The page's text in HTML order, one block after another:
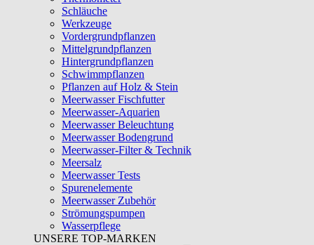
Schläuche
Werkzeuge
Vordergrundpflanzen
Mittelgrundpflanzen
Hintergrundpflanzen
Schwimmpflanzen
Pflanzen auf Holz & Stein
Meerwasser Fischfutter
Meerwasser-Aquarien
Meerwasser Beleuchtung
Meerwasser Bodengrund
Meerwasser-Filter & Technik
Meersalz
Meerwasser Tests
Spurenelemente
Meerwasser Zubehör
Strömungspumpen
Wasserpflege
UNSERE TOP-MARKEN